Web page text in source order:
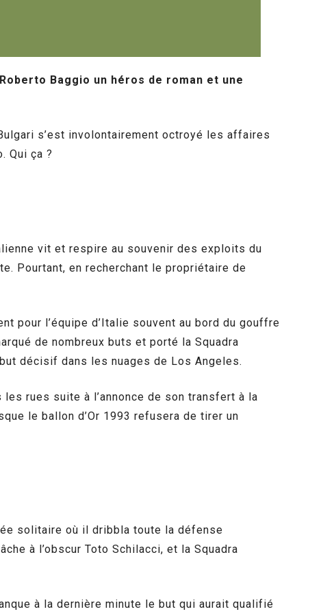
Baggio un héros de roman et une
s’est involontairement octroyé les affaires
Qui ça ?
vit et respire au souvenir des exploits du
Pourtant, en recherchant le propriétaire de
pour l’équipe d’Italie souvent au bord du gouffre
de nombreux buts et porté la Squadra
décisif dans les nuages de Los Angeles.
rues suite à l’annonce de son transfert à la
le ballon d’Or 1993 refusera de tirer un
solitaire où il dribbla toute la défense
à l’obscur Toto Schilacci, et la Squadra
à la dernière minute le but qui aurait qualifié